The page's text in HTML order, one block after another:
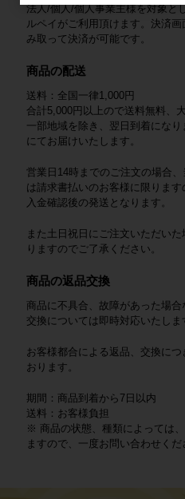
法人/個人/個人事業主様を対象と
ルペイがご利用頂けます。決済
み取って決済が可能です。
商品の配送
送料：全国一律1,000円
合計5,000円以上ので送料無料、
一部地域を除き、翌日到着にな
にてお届けいたします。
営業日14時までのご注文の場合
は請求書払いのお客様に限りま
入金確認後の発送となります。
また土日祝日にご注文いただい
りますのでご了承ください。
商品の返品交換
商品に不具合、故障があった場
交換については即時対応いたしま
お客様都合による返品、交換に
おります。
期間：商品到着から7日以内
送料：お客様負担
※ 商品の状態、種類によっては
ますので、一度お問い合わせくだ